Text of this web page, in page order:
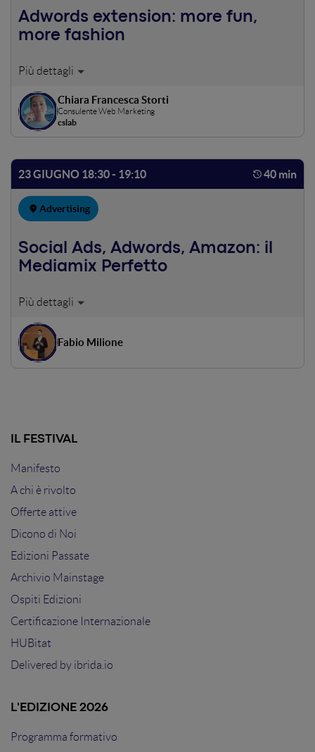
Adwords extension: more fun,
more fashion
Le estensioni degli annunci di Google AdWords vengono
eppure sono semplici e possono migliorare notevolmente
il rendimento delle campagne.
Chiara Francesca Storti
Consulente Web Marketing
cslab
23 GIUGNO 18:30 - 19:10 40 min
Advertising
Social Ads, Adwords, Amazon: il
Mediamix Perfetto
Come Costruire un Perfetto Mediamix Utilizzando ogni
Conversione.
Fabio Milione
IL FESTIVAL
Manifesto
A chi è rivolto
Offerte attive
Dicono di Noi
Edizioni Passate
Archivio Mainstage
Ospiti Edizioni
Certificazione Internazionale
HUBitat
Delivered by ibrida.io
L'EDIZIONE 2026
Programma formativo